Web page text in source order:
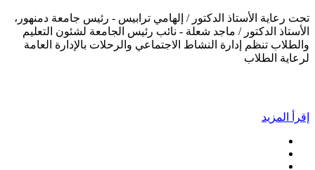
تحت رعاية الأستاذ الدكتور / إلهامي ترابيس - رئيس جامعة دمنهور،
الأستاذ الدكتور / ماجد شعلة - نائب رئيس الجامعة لشئون التعليم
والطلاب تنظم إدارة النشاط الاجتماعي والرحلات بالإدارة العامة
لرعاية الطلاب
إقرأ المزيد